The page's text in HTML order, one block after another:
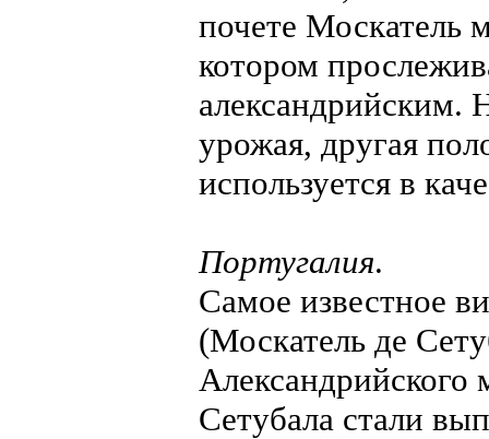
почете Москатель
котором
александрийским.
урожая, другая
используется в
Португалия.
Самое известное
(Москатель де
Александрийского
Сетубала стали